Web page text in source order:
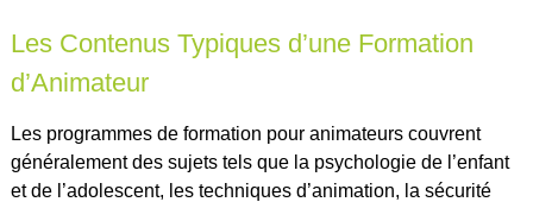
Les Contenus Typiques d’une Formation
d’Animateur
Les programmes de formation pour animateurs couvrent
généralement des sujets tels que la psychologie de l’enfant
et de l’adolescent, les techniques d’animation, la sécurité